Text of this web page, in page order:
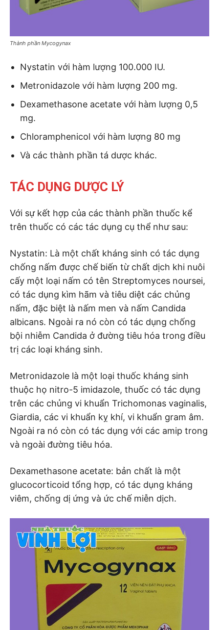
Thành phần Mycogynax
Nystatin với hàm lượng 100.000 IU.
Metronidazole với hàm lượng 200 mg.
Dexamethasone acetate với hàm lượng 0,5
mg.
Chloramphenicol với hàm lượng 80 mg
Và các thành phần tá dược khác.
TÁC DỤNG DƯỢC LÝ
Với sự kết hợp của các thành phần thuốc kể
trên thuốc có các tác dụng cụ thể như sau:
Nystatin: Là một chất kháng sinh có tác dụng
chống nấm được chế biến từ chất dịch khi nuôi
cấy một loại nấm có tên Streptomyces noursei,
có tác dụng kìm hãm và tiêu diệt các chủng
nấm, đặc biệt là nấm men và nấm Candida
albicans. Ngoài ra nó còn có tác dụng chống
bội nhiễm Candida ở đường tiêu hóa trong điều
trị các loại kháng sinh.
Metronidazole là một loại thuốc kháng sinh
thuộc họ nitro-5 imidazole, thuốc có tác dụng
trên các chủng vi khuẩn Trichomonas vaginalis,
Giardia, các vi khuẩn kỵ khí, vi khuẩn gram âm.
Ngoài ra nó còn có tác dụng với các amip trong
và ngoài đường tiêu hóa.
Dexamethasone acetate: bản chất là một
glucocorticoid tổng hợp, có tác dụng kháng
viêm, chống dị ứng và ức chế miễn dịch.